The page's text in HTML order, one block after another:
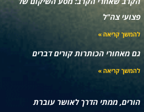
פצועי צה"ל
להמשך קריאה »
גם מאחורי הכותרות קורים דברים
להמשך קריאה »
הורים, ממתי הדרך לאושר עוברת